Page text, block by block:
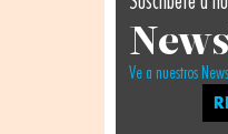
Ve a nuestros